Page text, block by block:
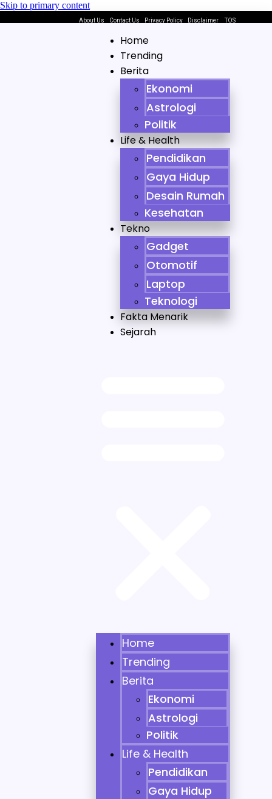
Skip to primary content
About Us Contact Us Privacy Policy DisclaimerTOS
Home
Trending
Berita
Ekonomi
Astrologi
Politik
Life & Health
Pendidikan
Gaya Hidup
Desain Rumah
Kesehatan
Tekno
Gadget
Otomotif
Laptop
Teknologi
Fakta Menarik
Sejarah
Home
Trending
Berita
Ekonomi
Astrologi
Politik
Life & Health
Pendidikan
Gaya Hidup